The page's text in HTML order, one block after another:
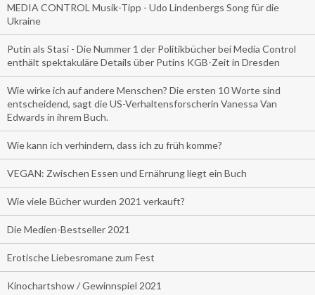
MEDIA CONTROL Musik-Tipp - Udo Lindenbergs Song für die
Ukraine
Putin als Stasi - Die Nummer 1 der Politikbücher bei Media Control
enthält spektakuläre Details über Putins KGB-Zeit in Dresden
Wie wirke ich auf andere Menschen? Die ersten 10 Worte sind
entscheidend, sagt die US-Verhaltensforscherin Vanessa Van
Edwards in ihrem Buch.
Wie kann ich verhindern, dass ich zu früh komme?
VEGAN: Zwischen Essen und Ernährung liegt ein Buch
Wie viele Bücher wurden 2021 verkauft?
Die Medien-Bestseller 2021
Erotische Liebesromane zum Fest
Kinochartshow / Gewinnspiel 2021